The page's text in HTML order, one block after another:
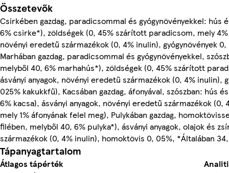
Összetevők
Csirkében gazdag, paradicsommal és gyógynövényekkel: hús
6% csirke*), zöldségek (0, 45% szárított paradicsom, mely
növényi eredetű származékok (0, 4% inulin), gyógynövények
Marhában gazdag, paradicsommal és gyógynövényekkel,
melyből 40, 6% marhahús*), zöldségek (0, 45% szárított
ásványi anyagok, növényi eredetű származékok (0, 4% inulin),
025% kakukkfű), Kacsában gazdag, áfonyával, szószban: hús
6% kacsa), ásványi anyagok, növényi eredetű származékok
mely 1% áfonyának felel meg), Pulykában gazdag,
filében, melyből 40, 6% pulyka*), ásványi anyagok, olajok és
származékok (0, 4% inulin), homoktövis 0, 05%, *Általában
Tápanyagtartalom
Átlagos tápérték